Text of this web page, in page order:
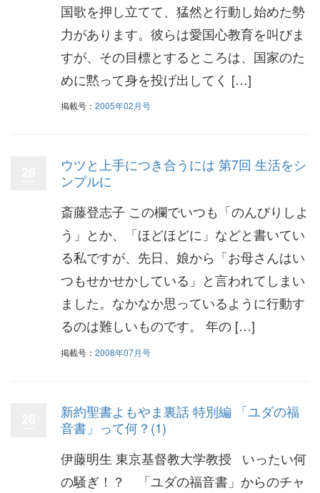
国歌を押し立てて、猛然と行動し始めた勢
力があります。彼らは愛国心教育を叫びま
すが、その目標とするところは、国家のた
めに黙って身を投げ出してく […]
掲載号： 2005年02月号
ウツと上手につき合うには 第7回 生活をシ
ンプルに
斎藤登志子 この欄でいつも「のんびりしよ
う」とか、「ほどほどに」などと書いてい
る私ですが、先日、娘から「お母さんはい
つもせかせかしている」と言われてしまい
ました。なかなか思っているように行動す
るのは難しいものです。 年の […]
掲載号： 2008年07月号
新約聖書よもやま裏話 特別編 「ユダの福
音書」って何？(1)
伊藤明生 東京基督教大学教授 いったい何
の騒ぎ！？ 「ユダの福音書」からのチャ